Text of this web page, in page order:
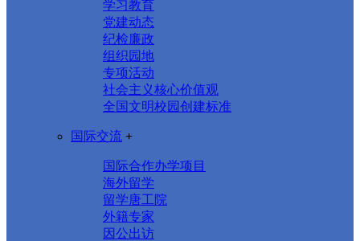
学习教育
党建动态
纪检廉政
组织园地
专项活动
社会主义核心价值观
全国文明校园创建标准
国际交流 +
国际合作办学项目
海外留学
留学唐工院
外籍专家
因公出访